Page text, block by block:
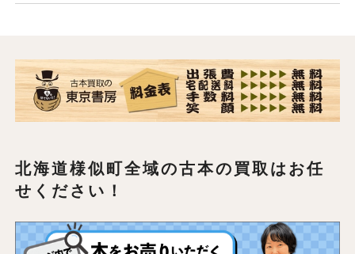
北海道様似町全域の古本の買取はお任
せください！